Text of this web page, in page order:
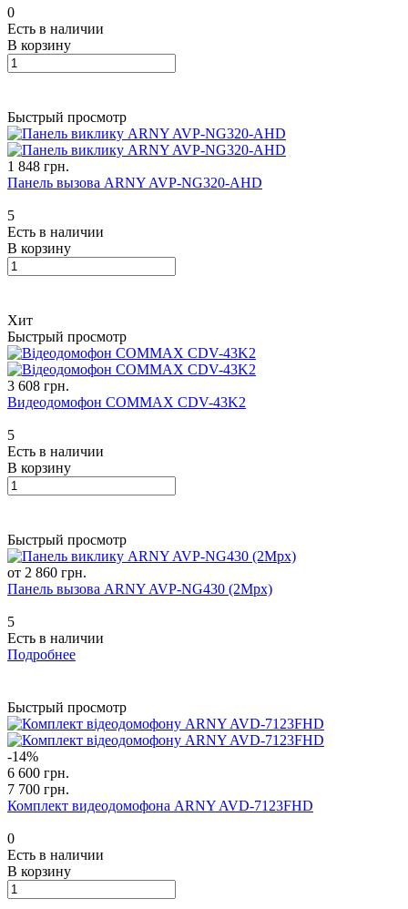
0
Есть в наличии
В корзину
Быстрый просмотр
1 848 грн.
Панель вызова ARNY AVP-NG320-AHD
5
Есть в наличии
В корзину
Хит
Быстрый просмотр
3 608 грн.
Видеодомофон COMMAX CDV-43K2
5
Есть в наличии
В корзину
Быстрый просмотр
от 2 860 грн.
Панель вызова ARNY AVP-NG430 (2Mpx)
5
Есть в наличии
Подробнее
Быстрый просмотр
-14%
6 600 грн.
7 700 грн.
Комплект видеодомофона ARNY AVD-7123FHD
0
Есть в наличии
В корзину